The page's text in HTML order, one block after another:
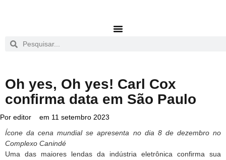
Oh yes, Oh yes! Carl Cox
confirma data em São Paulo
Por editor em 11 setembro 2023
Ícone da cena mundial se apresenta no dia 8 de dezembro no
Complexo Canindé
Uma das maiores lendas da indústria eletrônica confirma sua